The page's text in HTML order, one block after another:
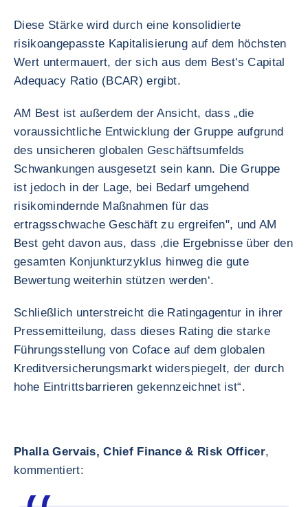
Diese Stärke wird durch eine konsolidierte
risikoangepasste Kapitalisierung auf dem höchsten
Wert untermauert, der sich aus dem Best's Capital
Adequacy Ratio (BCAR) ergibt.
AM Best ist außerdem der Ansicht, dass „die
voraussichtliche Entwicklung der Gruppe aufgrund
des unsicheren globalen Geschäftsumfelds
Schwankungen ausgesetzt sein kann. Die Gruppe
ist jedoch in der Lage, bei Bedarf umgehend
risikomindernde Maßnahmen für das
ertragsschwache Geschäft zu ergreifen", und AM
Best geht davon aus, dass ‚die Ergebnisse über den
gesamten Konjunkturzyklus hinweg die gute
Bewertung weiterhin stützen werden‘.
Schließlich unterstreicht die Ratingagentur in ihrer
Pressemitteilung, dass dieses Rating die starke
Führungsstellung von Coface auf dem globalen
Kreditversicherungsmarkt widerspiegelt, der durch
hohe Eintrittsbarrieren gekennzeichnet ist“.
Phalla Gervais, Chief Finance & Risk Officer,
kommentiert: